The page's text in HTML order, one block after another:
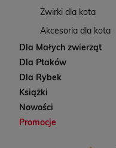
Żwirki dla kota
Akcesoria dla kota
Dla Małych zwierząt
Dla Ptaków
Dla Rybek
Książki
Nowości
Promocje